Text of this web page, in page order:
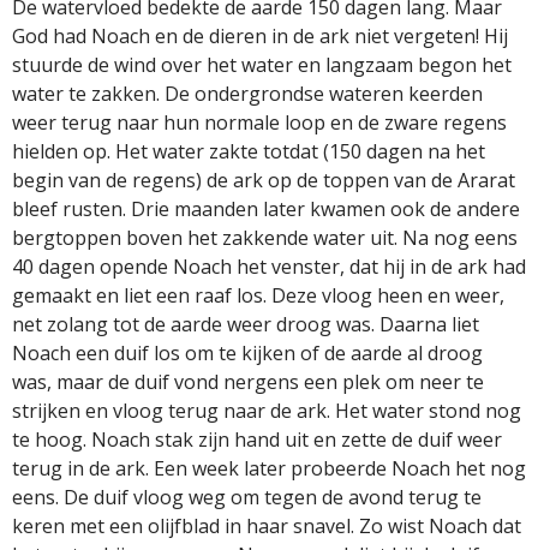
De watervloed bedekte de aarde 150 dagen lang. Maar
God had Noach en de dieren in de ark niet vergeten! Hij
stuurde de wind over het water en langzaam begon het
water te zakken. De ondergrondse wateren keerden
weer terug naar hun normale loop en de zware regens
hielden op. Het water zakte totdat (150 dagen na het
begin van de regens) de ark op de toppen van de Ararat
bleef rusten. Drie maanden later kwamen ook de andere
bergtoppen boven het zakkende water uit. Na nog eens
40 dagen opende Noach het venster, dat hij in de ark had
gemaakt en liet een raaf los. Deze vloog heen en weer,
net zolang tot de aarde weer droog was. Daarna liet
Noach een duif los om te kijken of de aarde al droog
was, maar de duif vond nergens een plek om neer te
strijken en vloog terug naar de ark. Het water stond nog
te hoog. Noach stak zijn hand uit en zette de duif weer
terug in de ark. Een week later probeerde Noach het nog
eens. De duif vloog weg om tegen de avond terug te
keren met een olijfblad in haar snavel. Zo wist Noach dat